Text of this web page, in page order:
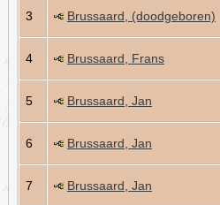
3 Brussaard, (doodgeboren)
4 Brussaard, Frans
5 Brussaard, Jan
6 Brussaard, Jan
7 Brussaard, Jan